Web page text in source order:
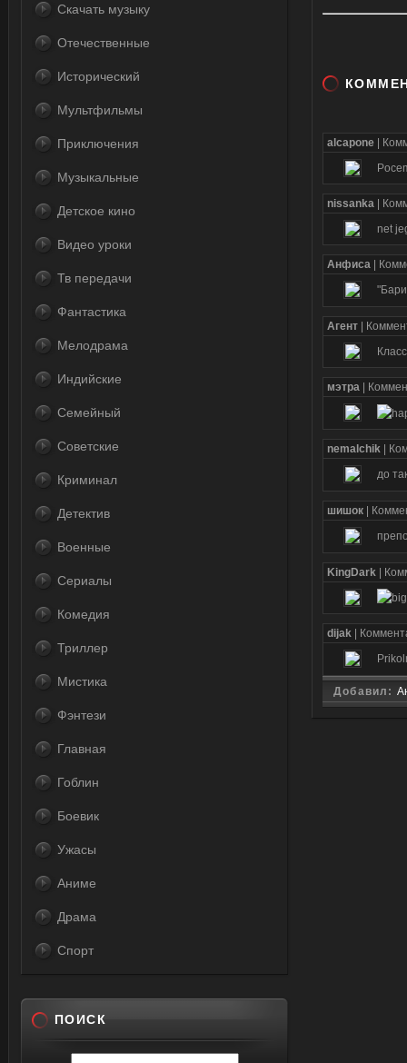
alcapone |
nissanka |
net
Анфиса |
Агент |
Класс
мэтра |
nemalchik |
до
шишок |
KingDark |
dijak |
Добавил:
Скачать музыку
Отечественные
Исторический
Мультфильмы
Приключения
Музыкальные
Детское кино
Видео уроки
Тв передачи
Фантастика
Мелодрама
Индийские
Семейный
Советские
Криминал
Детектив
Военные
Сериалы
Комедия
Триллер
Мистика
Фэнтези
Главная
Гоблин
Боевик
Ужасы
Аниме
Драма
Спорт
ПОИСК